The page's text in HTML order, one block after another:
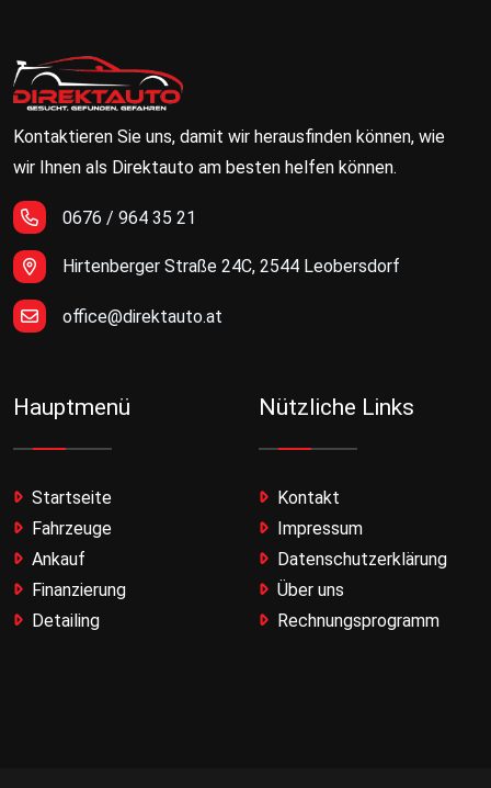
Kontaktieren Sie uns, damit wir herausfinden können, wie
wir Ihnen als Direktauto am besten helfen können.
0676 / 964 35 21
Hirtenberger Straße 24C, 2544 Leobersdorf
office@direktauto.at
Hauptmenü
Startseite
Fahrzeuge
Ankauf
Finanzierung
Detailing
Nützliche Links
Kontakt
Impressum
Datenschutzerklärung
Über uns
Rechnungsprogramm